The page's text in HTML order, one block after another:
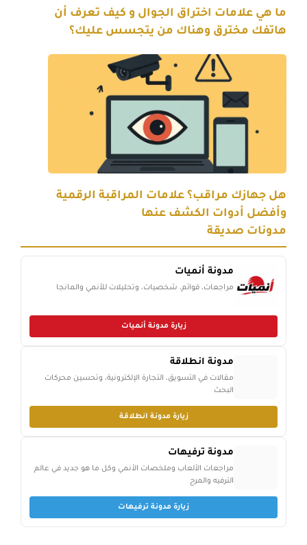
ما هي علامات اختراق الجوال و كيف تعرف أن
هاتفك مخترق وهناك من يتجسس عليك؟
هل جهازك مراقب؟ علامات المراقبة الرقمية
وأفضل أدوات الكشف عنها
مدونات صديقة
مدونة أنميات
مراجعات، قوائم، شخصيات، وتحليلات للأنمي والمانجا
زيارة مدونة أنميات
مدونة انطلاقة
مقالات في التسويق، التجارة الإلكترونية، وتحسين محركات
البحث
زيارة مدونة انطلاقة
مدونة ترفيهات
مراجعات الألعاب وملخصات الأنمي وكل ما هو جديد في عالم
الترفيه والمرح
زيارة مدونة ترفيهات